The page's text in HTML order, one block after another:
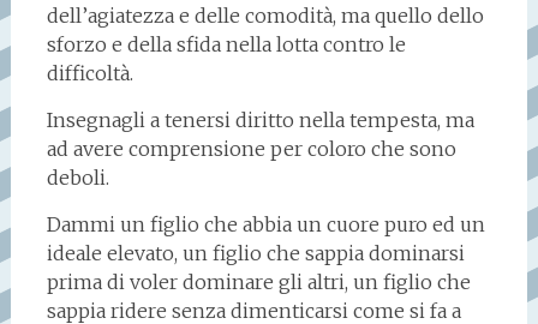
dell’agiatezza e delle comodità, ma quello dello
sforzo e della sfida nella lotta contro le
difficoltà.
Insegnagli a tenersi diritto nella tempesta, ma
ad avere comprensione per coloro che sono
deboli.
Dammi un figlio che abbia un cuore puro ed un
ideale elevato, un figlio che sappia dominarsi
prima di voler dominare gli altri, un figlio che
sappia ridere senza dimenticarsi come si fa a